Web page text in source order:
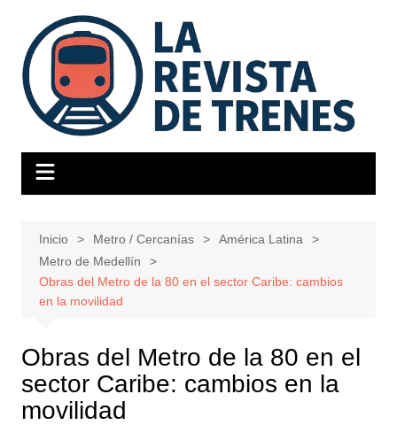
contenido
Inicio Metro / Cercanías
América Latina
Metro de Medellín
Obras del Metro de la 80 en el sector Caribe: cambios
en la movilidad
Obras del Metro de la 80 en el
sector Caribe: cambios en la
movilidad